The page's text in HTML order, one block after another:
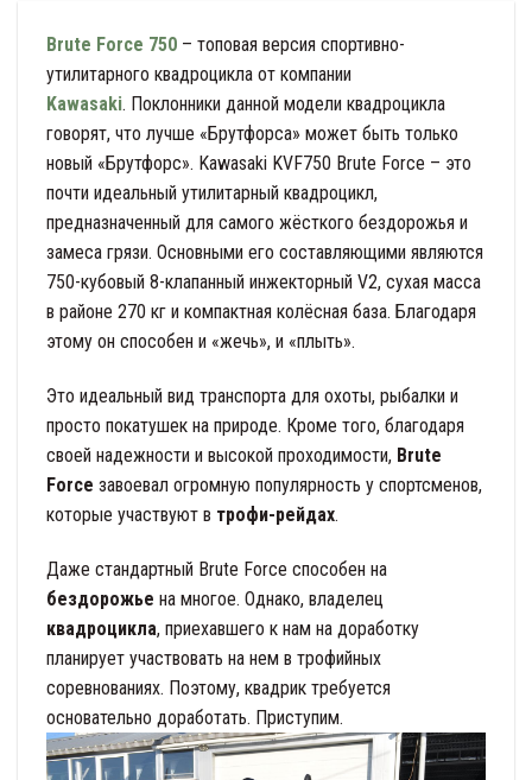
Brute Force 750 – топовая версия спортивно-
утилитарного квадроцикла от компании
Kawasaki. Поклонники данной модели квадроцикла
говорят, что лучше «Брутфорса» может быть только
новый «Брутфорс». Kawasaki KVF750 Brute Force – это
почти идеальный утилитарный квадроцикл,
предназначенный для самого жёсткого бездорожья и
замеса грязи. Основными его составляющими являются
750-кубовый 8-клапанный инжекторный V2, сухая масса
в районе 270 кг и компактная колёсная база. Благодаря
этому он способен и «жечь», и «плыть».
Это идеальный вид транспорта для охоты, рыбалки и
просто покатушек на природе. Кроме того, благодаря
своей надежности и высокой проходимости, Brute
Force завоевал огромную популярность у спортсменов,
которые участвуют в трофи-рейдах.
Даже стандартный Brute Force способен на
бездорожье на многое. Однако, владелец
квадроцикла, приехавшего к нам на доработку
планирует участвовать на нем в трофийных
соревнованиях. Поэтому, квадрик требуется
основательно доработать. Приступим.